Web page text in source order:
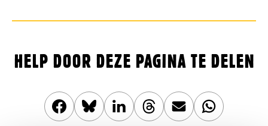
HELP DOOR DEZE PAGINA TE DELEN
Deel
ShareDeel
ShareDeel
Deel